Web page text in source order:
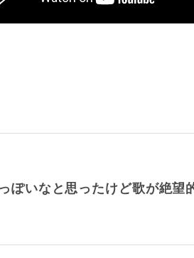
ぽいなと思ったけど歌が絶望